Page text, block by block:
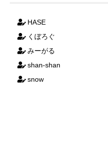
HASE
くぼろぐ
みーがる
shan-shan
snow